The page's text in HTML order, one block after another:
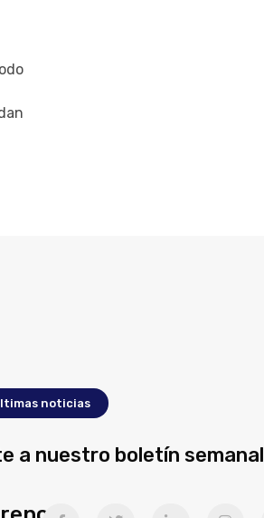
noticias
a nuestro boletín semanal